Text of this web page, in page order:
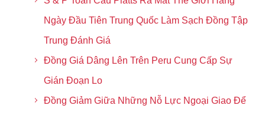
Ngày Đầu Tiên Trung Quốc Làm Sạch Đồng Tập
Trung Đánh Giá
Đồng Giá Dâng Lên Trên Peru Cung Cấp Sự
Gián Đoạn Lo
Đồng Giảm Giữa Những Nỗ Lực Ngoại Giao Để